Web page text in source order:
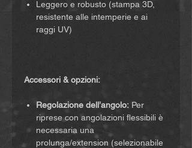
Leggero e robusto (stampa 3D,
resistente alle intemperie e ai
raggi UV)
Accessori & opzioni:
Regolazione dell’angolo: Per
riprese con angolazioni flessibili è
necessaria una
prolunga/extension (selezionabile